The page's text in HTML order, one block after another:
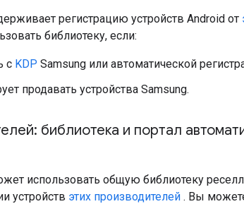
регистрацию устройств Android от
библиотеку, если:
с KDP Samsung или автоматической
продавать устройства Samsung.
библиотека и портал
использовать общую библиотеку
устройств этих производителей . Вы